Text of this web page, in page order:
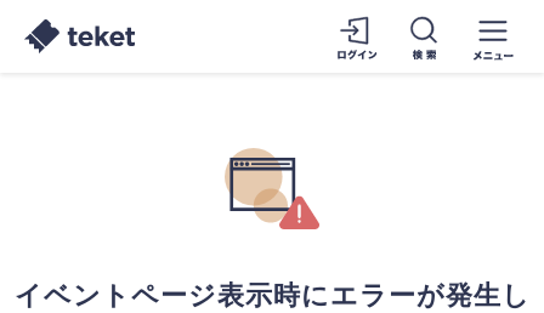
イベントページ表示時にエラーが発生し